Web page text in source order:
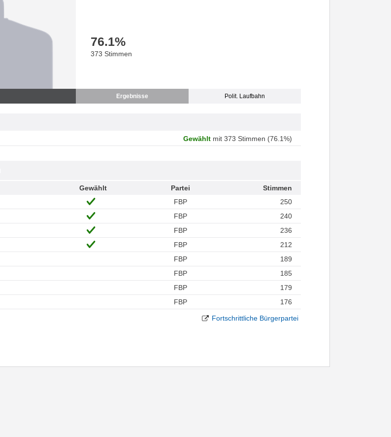
76.1%
373 Stimmen
Ergebnisse Polit. Laufbahn
Gewähltmit 373 Stimmen (76.1%)
Gewählt Partei
Stimmen
FBP
250
FBP
240
FBP
236
FBP
212
FBP
189
FBP
185
FBP
179
FBP 176
Fortschrittliche Bürgerpartei